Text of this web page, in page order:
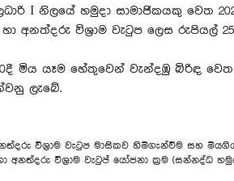
I නිලයේ හමුදා සාමාජිකයකු වෙත
අනත්දරු විශ්‍රාම වැටුප ලෙස රුපියල්
මිය යෑම හේතුවෙන් වැන්දඹු බිරිඳ
ලැබේ.
විශ්‍රාම වැටුප මාසිකව හිමිගැන්වීම සහ
අනත්දරු විශ්‍රාම වැටුප් යෝජනා ක්‍රම (සන්නද්ධ